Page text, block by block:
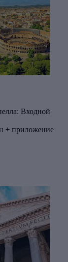
Входной
+ приложение